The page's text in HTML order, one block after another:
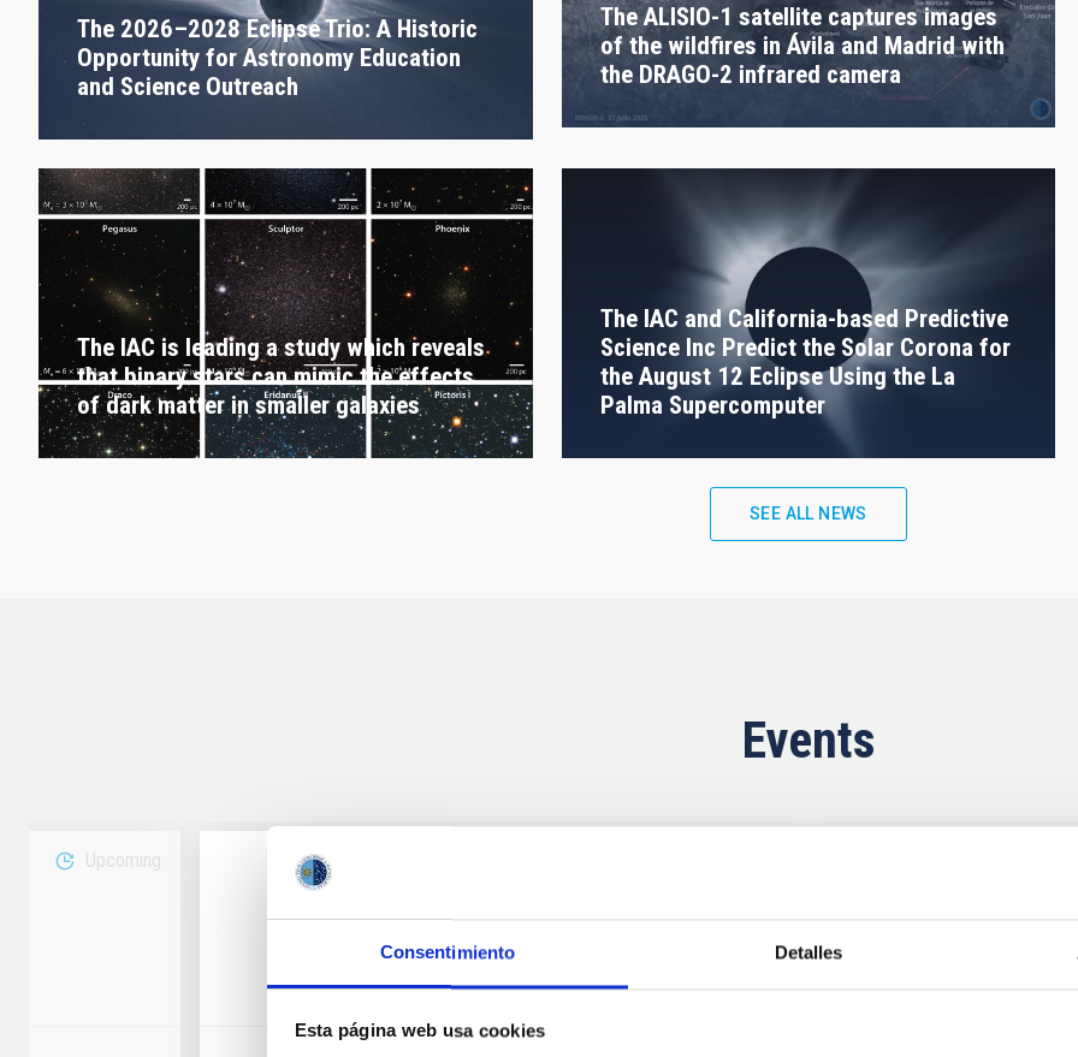
Consentimiento Detalles
Esta página web usa cookies
The 2026–2028 Eclipse Trio: A Historic
Opportunity for Astronomy Education
and Science Outreach
The ALISIO-1 satellite captures images
of the wildfires in Ávila and Madrid with
the DRAGO-2 infrared camera
The IAC is leading a study which reveals
that binary stars can mimic the effects
of dark matter in smaller galaxies
The IAC and California-based Predictive
Science Inc Predict the Solar Corona for
the August 12 Eclipse Using the La
Palma Supercomputer
SEE ALL NEWS
Events
Upcoming
08
AUG 26
11
AUG 26
10